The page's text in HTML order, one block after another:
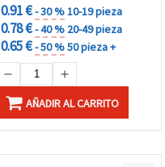
0.91 €- 30 %10-19 pieza
0.78 €- 40 % 20-49 pieza
0.65 €- 50 %50 pieza +
AÑADIR AL CARRITO